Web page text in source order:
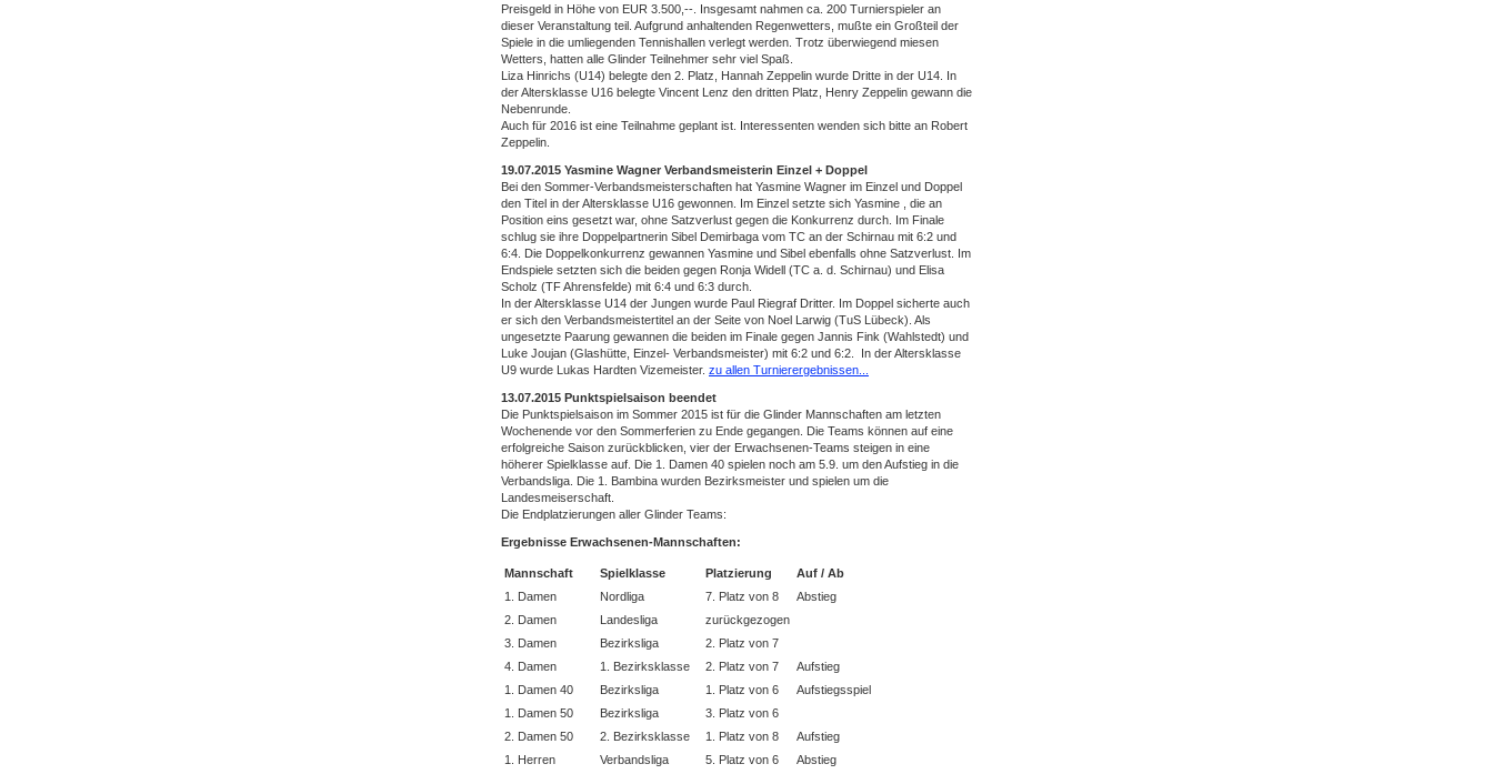
Preisgeld in Höhe von EUR 3.500,--. Insgesamt nahmen ca. 200 Turnierspieler an
dieser Veranstaltung teil. Aufgrund anhaltenden Regenwetters, mußte ein Großteil der
Spiele in die umliegenden Tennishallen verlegt werden. Trotz überwiegend miesen
Wetters, hatten alle Glinder Teilnehmer sehr viel Spaß.
Liza Hinrichs (U14) belegte den 2. Platz, Hannah Zeppelin wurde Dritte in der U14. In
der Altersklasse U16 belegte Vincent Lenz den dritten Platz, Henry Zeppelin gewann die
Nebenrunde.
Auch für 2016 ist eine Teilnahme geplant ist. Interessenten wenden sich bitte an Robert
Zeppelin.
19.07.2015 Yasmine Wagner Verbandsmeisterin Einzel + Doppel
Bei den Sommer-Verbandsmeisterschaften hat Yasmine Wagner im Einzel und Doppel
den Titel in der Altersklasse U16 gewonnen. Im Einzel setzte sich Yasmine , die an
Position eins gesetzt war, ohne Satzverlust gegen die Konkurrenz durch. Im Finale
schlug sie ihre Doppelpartnerin Sibel Demirbaga vom TC an der Schirnau mit 6:2 und
6:4. Die Doppelkonkurrenz gewannen Yasmine und Sibel ebenfalls ohne Satzverlust. Im
Endspiele setzten sich die beiden gegen Ronja Widell (TC a. d. Schirnau) und Elisa
Scholz (TF Ahrensfelde) mit 6:4 und 6:3 durch.
In der Altersklasse U14 der Jungen wurde Paul Riegraf Dritter. Im Doppel sicherte auch
er sich den Verbandsmeistertitel an der Seite von Noel Larwig (TuS Lübeck). Als
ungesetzte Paarung gewannen die beiden im Finale gegen Jannis Fink (Wahlstedt) und
Luke Joujan (Glashütte, Einzel- Verbandsmeister) mit 6:2 und 6:2. In der Altersklasse
U9 wurde Lukas Hardten Vizemeister. zu allen Turnierergebnissen...
13.07.2015 Punktspielsaison beendet
Die Punktspielsaison im Sommer 2015 ist für die Glinder Mannschaften am letzten
Wochenende vor den Sommerferien zu Ende gegangen. Die Teams können auf eine
erfolgreiche Saison zurückblicken, vier der Erwachsenen-Teams steigen in eine
höherer Spielklasse auf. Die 1. Damen 40 spielen noch am 5.9. um den Aufstieg in die
Verbandsliga. Die 1. Bambina wurden Bezirksmeister und spielen um die
Landesmeiserschaft.
Die Endplatzierungen aller Glinder Teams:
Ergebnisse Erwachsenen-Mannschaften:
Mannschaft Spielklasse Platzierung
Auf / Ab
1. Damen
Nordliga 7. Platz von 8
Abstieg
2. Damen
Landesliga
zurückgezogen
3. Damen
Bezirksliga
2. Platz von 7
4. Damen
1. Bezirksklasse 2. Platz von 7
Aufstieg
1. Damen 40
Bezirksliga 1. Platz von 6
Aufstiegsspiel
1. Damen 50
Bezirksliga
3. Platz von 6
2. Damen 50
2. Bezirksklasse 1. Platz von 8
Aufstieg
1. Herren
Verbandsliga 5. Platz von 6 Abstieg